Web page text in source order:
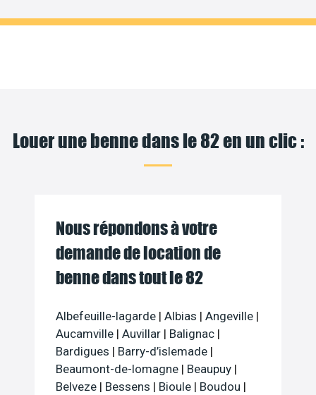
Louer une benne dans le 82 en un clic :
Nous répondons à votre
demande de location de
benne dans tout le 82
Albefeuille-lagarde | Albias | Angeville |
Aucamville | Auvillar | Balignac |
Bardigues | Barry-d’islemade |
Beaumont-de-lomagne | Beaupuy |
Belveze | Bessens | Bioule | Boudou |